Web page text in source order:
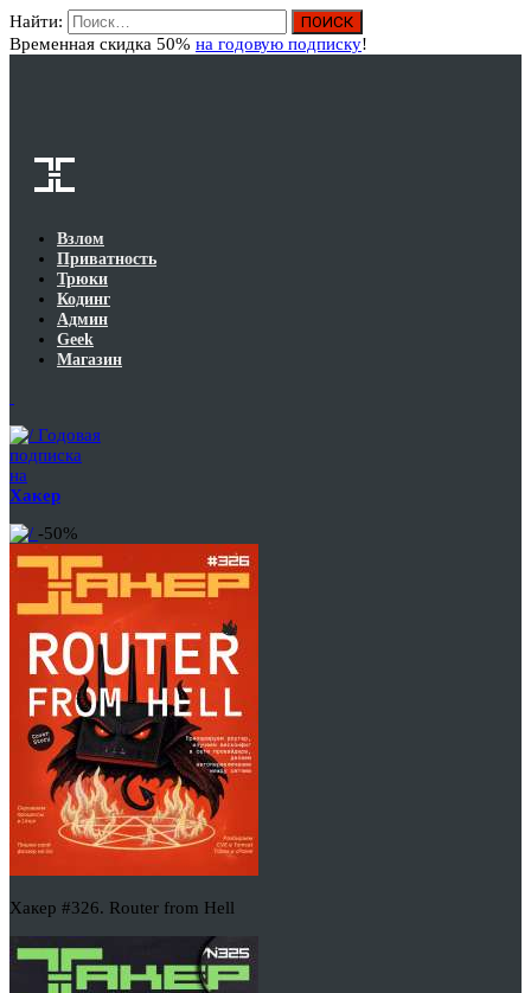
Найти:
Временная скидка 50% на годовую подписку!
Взлом
Приватность
Трюки
Кодинг
Админ
Geek
Магазин
Годовая
подписка
на
Хакер
-50%
Хакер #326. Router from Hell